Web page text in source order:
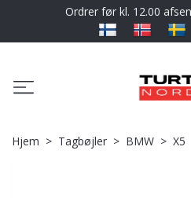
Ordrer før kl. 12.00
Hjem Tagbøjler BMW X5